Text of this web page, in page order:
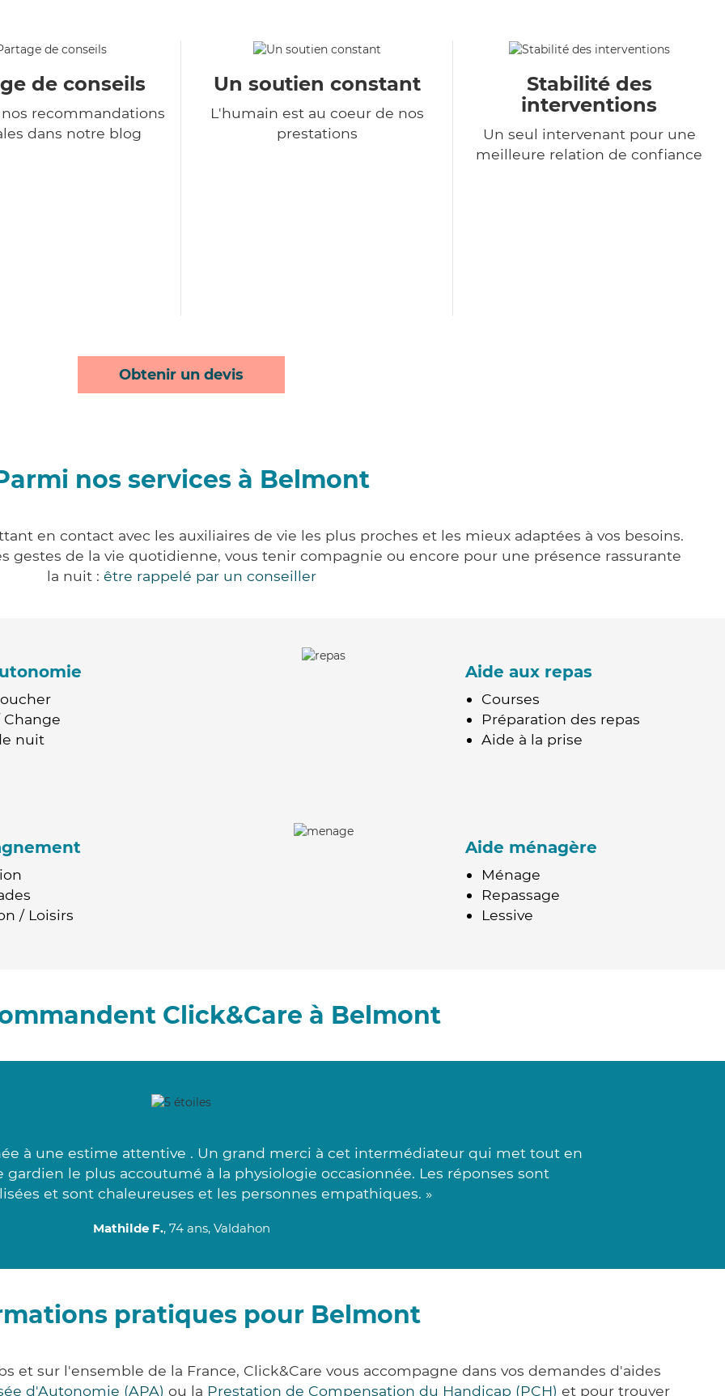
de conseils
nos recommandations
dans notre blog
Un soutien constant
L'humain est au coeur de nos
prestations
Stabilité des
interventions
Un seul intervenant pour une
meilleure relation de confiance
Obtenir un devis
nos services à Belmont
en contact avec les auxiliaires de vie les plus proches et les mieux adaptées à vos besoins.
gestes de la vie quotidienne, vous tenir compagnie ou encore pour une présence rassurante
la nuit : être rappelé par un conseiller
nuit
Aide aux repas
Courses
Préparation des repas
Aide à la prise
/ Loisirs
Aide ménagère
Ménage
Repassage
Lessive
Click&Care à Belmont
à une estime attentive . Un grand merci à cet intermédiateur qui met tout en
le plus accoutumé à la physiologie occasionnée. Les réponses sont
et sont chaleureuses et les personnes empathiques. »
Mathilde F., 74 ans, Valdahon
pratiques pour Belmont
et sur l'ensemble de la France, Click&Care vous accompagne dans vos demandes d'aides
d'Autonomie (APA) ou la Prestation de Compensation du Handicap (PCH) et pour trouver